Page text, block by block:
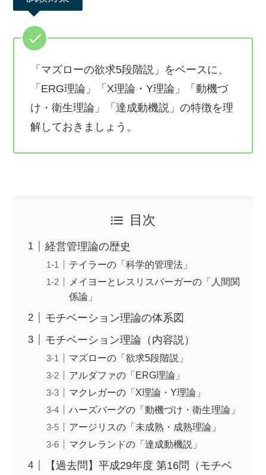
「マズローの欲求5段階説」をベースに、
「ERG理論」「X理論・Y理論」「動機づ
け・衛生理論」「達成動機説」の特徴を理
解しておきましょう。
目次
経営管理論の歴史
テイラーの「科学的管理法」
メイヨーとレスリスバーガーの「人間関
係論」
モチベーション理論の体系図
モチベーション理論（内容説）
マズローの「欲求5段階説」
アルダファの「ERG理論」
マクレガーの「X理論・Y理論」
ハーズバーグの「動機づけ・衛生理論」
アージリスの「未成熟・成熟理論」
マクレランドの「達成動機説」
【過去問】平成29年度 第16問（モチベ